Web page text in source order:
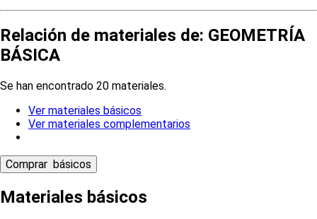
Relación de materiales de: GEOMETRÍA
BÁSICA
Se han encontrado 20 materiales.
Ver materiales básicos
Ver materiales complementarios
Materiales básicos